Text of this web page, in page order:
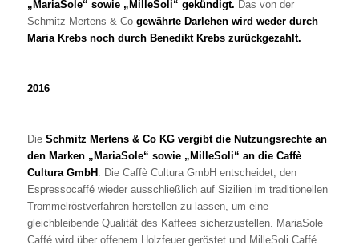
„MariaSole“ sowie „MilleSoli“ gekündigt. Das von der
Schmitz Mertens & Co gewährte Darlehen wird weder durch
Maria Krebs noch durch Benedikt Krebs zurückgezahlt.
2016
Die Schmitz Mertens & Co KG vergibt die Nutzungsrechte an
den Marken „MariaSole“ sowie „MilleSoli“ an die Caffè
Cultura GmbH . Die Caffè Cultura GmbH entscheidet, den
Espressocaffé wieder ausschließlich auf Sizilien im traditionellen
Trommelröstverfahren herstellen zu lassen, um eine
gleichbleibende Qualität des Kaffees sicherzustellen. MariaSole
Caffé wird über offenem Holzfeuer geröstet und MilleSoli Caffé